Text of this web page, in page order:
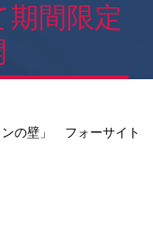
間限定
ンの壁」 フォーサイト